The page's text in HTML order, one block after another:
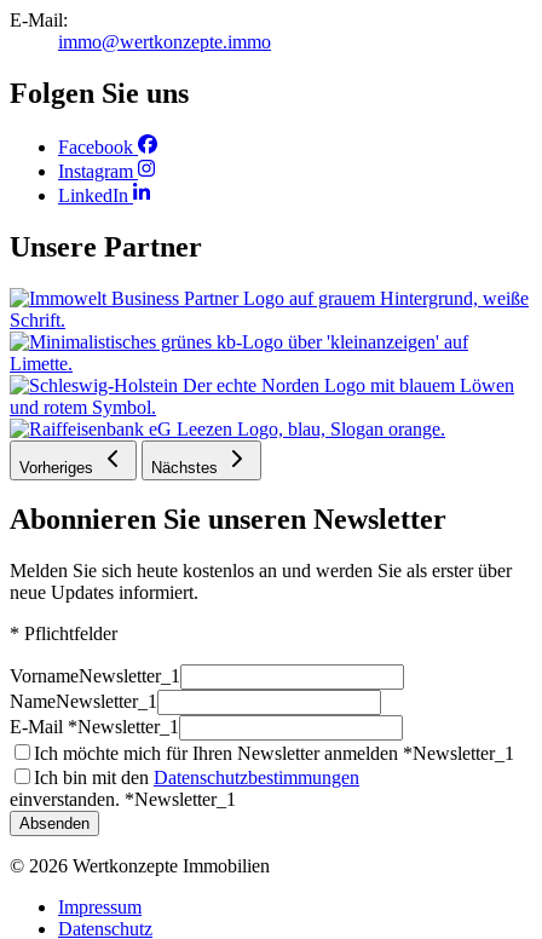
E-Mail:
immo@wertkonzepte.immo
Folgen Sie uns
Facebook
Instagram
LinkedIn
Unsere Partner
Vorheriges Nächstes
Abonnieren Sie unseren Newsletter
Melden Sie sich heute kostenlos an und werden Sie als erster über
neue Updates informiert.
* Pflichtfelder
VornameNewsletter_1
NameNewsletter_1
E-Mail *Newsletter_1
Ich möchte mich für Ihren Newsletter anmelden *Newsletter_1
Ich bin mit den Datenschutzbestimmungen
einverstanden. *Newsletter_1
Absenden
© 2026 Wertkonzepte Immobilien
Impressum
Datenschutz